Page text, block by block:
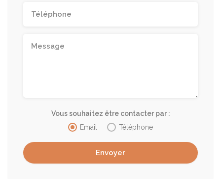
Vous souhaitez être contacter par :
Email
Téléphone